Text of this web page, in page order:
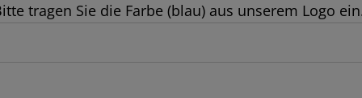
tragen Sie die Farbe (blau) aus unserem Logo